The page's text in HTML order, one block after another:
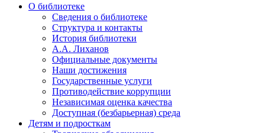
О библиотеке
Сведения о библиотеке
Структура и контакты
История библиотеки
А.А. Лиханов
Официальные документы
Наши достижения
Государственные услуги
Противодействие коррупции
Независимая оценка качества
Доступная (безбарьерная) среда
Детям и подросткам